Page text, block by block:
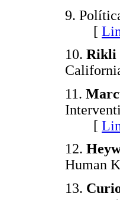
9.
[
10. Rikli
11.
[
12.
Human
13.